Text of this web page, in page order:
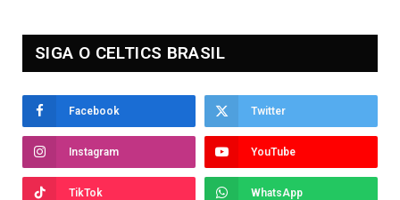
SIGA O CELTICS BRASIL
Facebook Twitter
Instagram YouTube
TikTok WhatsApp